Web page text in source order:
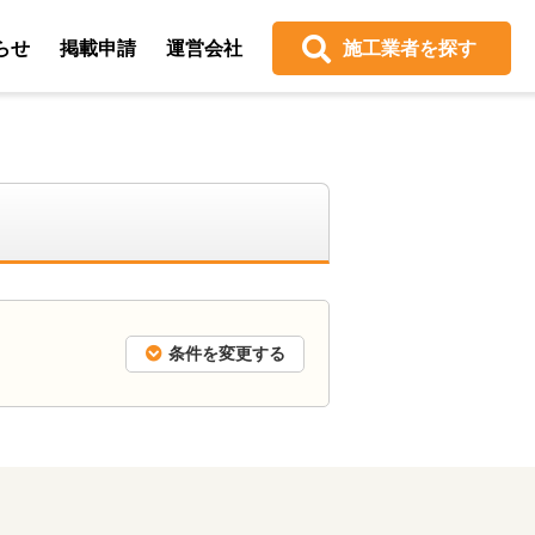
せ 掲載申請 運営会社 施工業者を探す
条件を変更する